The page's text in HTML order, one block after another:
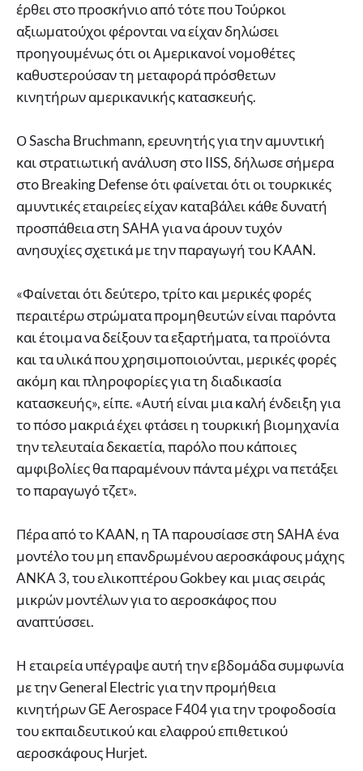
έρθει στο προσκήνιο από τότε που Τούρκοι
αξιωματούχοι φέρονται να είχαν δηλώσει
προηγουμένως ότι οι Αμερικανοί νομοθέτες
καθυστερούσαν τη μεταφορά πρόσθετων
κινητήρων αμερικανικής κατασκευής.
Ο Sascha Bruchmann, ερευνητής για την αμυντική
και στρατιωτική ανάλυση στο IISS, δήλωσε σήμερα
στο Breaking Defense ότι φαίνεται ότι οι τουρκικές
αμυντικές εταιρείες είχαν καταβάλει κάθε δυνατή
προσπάθεια στη SAHA για να άρουν τυχόν
ανησυχίες σχετικά με την παραγωγή του KAAN.
«Φαίνεται ότι δεύτερο, τρίτο και μερικές φορές
περαιτέρω στρώματα προμηθευτών είναι παρόντα
και έτοιμα να δείξουν τα εξαρτήματα, τα προϊόντα
και τα υλικά που χρησιμοποιούνται, μερικές φορές
ακόμη και πληροφορίες για τη διαδικασία
κατασκευής», είπε. «Αυτή είναι μια καλή ένδειξη για
το πόσο μακριά έχει φτάσει η τουρκική βιομηχανία
την τελευταία δεκαετία, παρόλο που κάποιες
αμφιβολίες θα παραμένουν πάντα μέχρι να πετάξει
το παραγωγό τζετ».
Πέρα από το KAAN, η TA παρουσίασε στη SAHA ένα
μοντέλο του μη επανδρωμένου αεροσκάφους μάχης
ANKA 3, του ελικοπτέρου Gokbey και μιας σειράς
μικρών μοντέλων για το αεροσκάφος που
αναπτύσσει.
Η εταιρεία υπέγραψε αυτή την εβδομάδα συμφωνία
με την General Electric για την προμήθεια
κινητήρων GE Aerospace F404 για την τροφοδοσία
του εκπαιδευτικού και ελαφρού επιθετικού
αεροσκάφους Hurjet.